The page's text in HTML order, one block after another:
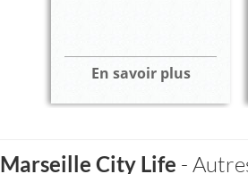
En savoir plus
Marseille City Life -